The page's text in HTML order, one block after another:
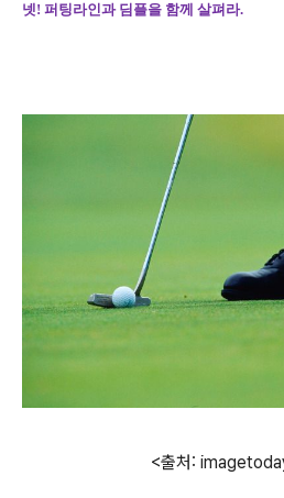
넷! 퍼팅라인과 딤플을 함께 살펴라.
<출처: